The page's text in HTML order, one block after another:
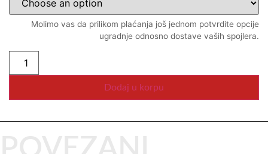
Molimo vas da prilikom plaćanja još jednom potvrdite opcije
ugradnje odnosno dostave vaših spojlera.
Dodaj u korpu